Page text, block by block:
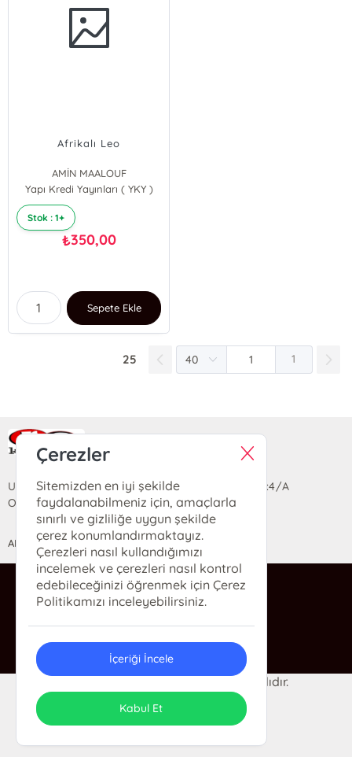
Afrikalı Leo
AMİN MAALOUF
Yapı Kredi Yayınları ( YKY )
Stok : 1+
₺350,00
Sepete Ekle
25 1
Ra Yayın Kitabevi
Uzun Sokak Saray Çarşısı Lara Sineması Girişi No:4/A
Ortahisar/TRABZON
ANASAYFA YARDIM İLETİŞİM
ra@rakitap.com
0(462) 326 49 71
© 2024 Ra Kitabevi. Her hakkı saklıdır.
Tasarım & Uygulama
Çerezler
Sitemizden en iyi şekilde
faydalanabilmeniz için, amaçlarla
sınırlı ve gizliliğe uygun şekilde
çerez konumlandırmaktayız.
Çerezleri nasıl kullandığımızı
incelemek ve çerezleri nasıl kontrol
edebileceğinizi öğrenmek için Çerez
Politikamızı inceleyebilirsiniz.
İçeriği İncele
Kabul Et